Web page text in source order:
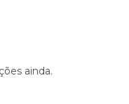
ainda.